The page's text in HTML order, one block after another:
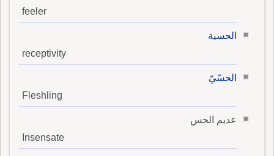
feeler
الحسية
receptivity
الحسّيّ
Fleshling
عديم الحس
Insensate